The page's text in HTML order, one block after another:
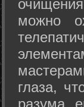
можно
глаза,
разума,